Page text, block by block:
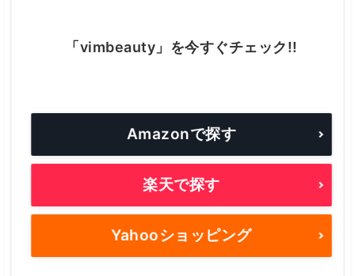
「vimbeauty」を今すぐチェック!!
Amazonで探す
楽天で探す
Yahooショッピング